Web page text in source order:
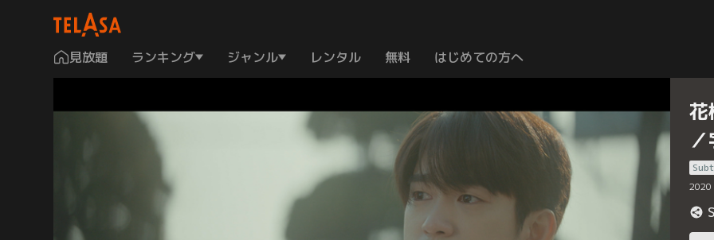
見放題 ランキング ジャンル レンタル 無料 はじめての方へ
花
2020